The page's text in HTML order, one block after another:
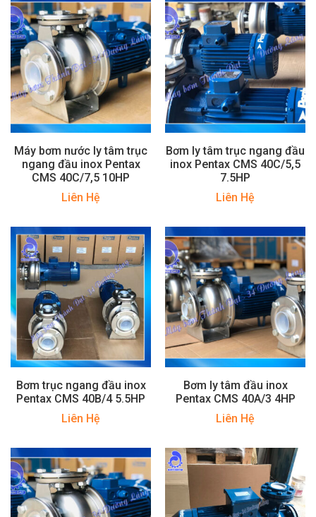
Máy bơm nước ly tâm trục
ngang đầu inox Pentax
CMS 40C/7,5 10HP
Liên Hệ
Bơm ly tâm trục ngang đầu
inox Pentax CMS 40C/5,5
7.5HP
Liên Hệ
Bơm trục ngang đầu inox
Pentax CMS 40B/4 5.5HP
Liên Hệ
Bơm ly tâm đầu inox
Pentax CMS 40A/3 4HP
Liên Hệ